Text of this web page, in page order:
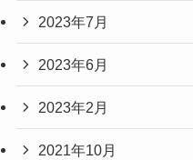
2023年7月
2023年6月
2023年2月
2021年10月